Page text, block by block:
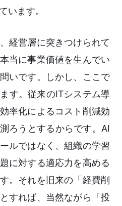
います。
経営層に突きつけられて
当に事業価値を生んでい
いです。しかし、ここで
す。従来のITシステム導
率化によるコスト削減効
ろうとするからです。AI
ルではなく、組織の学習
に対する適応力を高める
。それを旧来の「経費削
すれば、当然ながら「投